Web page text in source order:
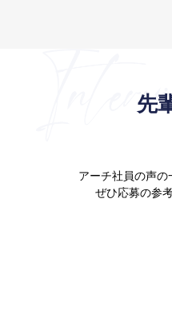
先
アーチ社員の声の
ぜひ応募の参